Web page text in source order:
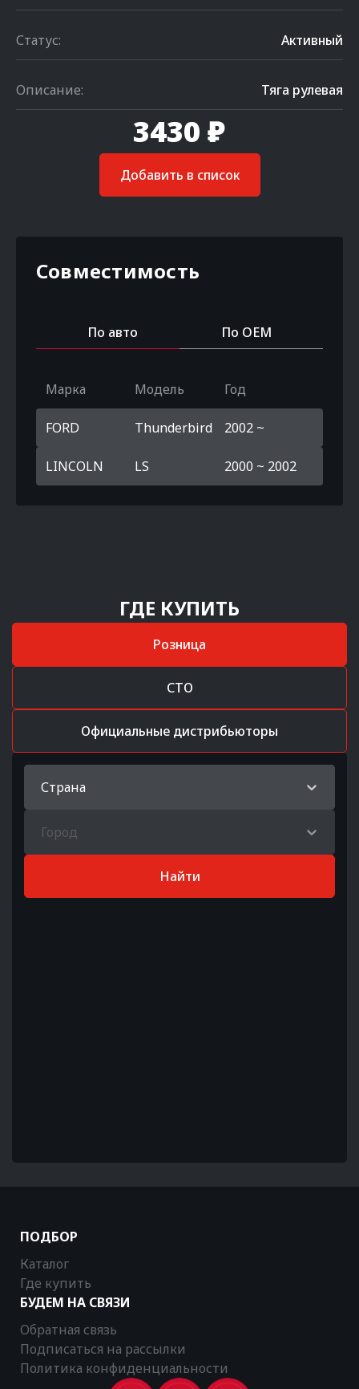
Статус: Активный
Описание: Тяга рулевая
3430 ₽
Добавить в список
Совместимость
По авто По OEM
Марка Модель Год
FORD Thunderbird 2002 ~
LINCOLN LS 2000 ~ 2002
ГДЕ КУПИТЬ
Розница
СТО
Официальные дистрибьюторы
Страна
Город
Найти
ПОДБОР
Каталог
Где купить
БУДЕМ НА СВЯЗИ
Обратная связь
Подписаться на рассылки
Политика конфиденциальности